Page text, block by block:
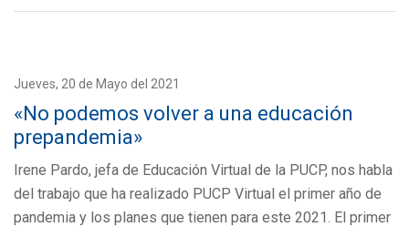
Jueves, 20 de Mayo del 2021
«No podemos volver a una educación
prepandemia»
Irene Pardo, jefa de Educación Virtual de la PUCP, nos habla
del trabajo que ha realizado PUCP Virtual el primer año de
pandemia y los planes que tienen para este 2021. El primer